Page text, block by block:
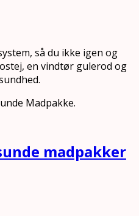
så du ikke igen og
en vindtør gulerod og
Madpakke.
madpakker